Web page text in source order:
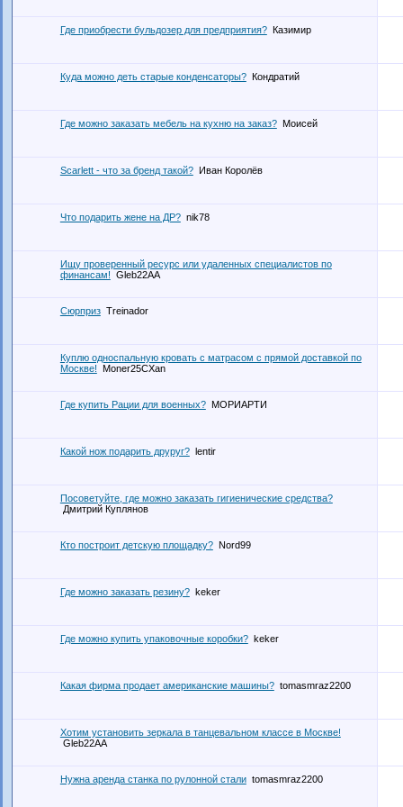
Где приобрести бульдозер для предприятия? Казимир
Куда можно деть старые конденсаторы? Кондратий
Где можно заказать мебель на кухню на заказ? Моисей
Scarlett - что за бренд такой? Иван Королёв
Что подарить жене на ДР? nik78
Ищу проверенный ресурс или удаленных специалистов по
финансам! Gleb22АА
Сюрприз Treinador
Куплю односпальную кровать с матрасом с прямой доставкой по
Москве!
Moner25CXan
Где купить Рации для военных? МОРИАРТИ
Какой нож подарить друруг? lentir
Посоветуйте, где можно заказать гигиенические средства?
Дмитрий Куплянов
Кто построит детскую площадку? Nord99
Где можно заказать резину? keker
Где можно купить упаковочные коробки? keker
Какая фирма продает американские машины? tomasmraz2200
Хотим установить зеркала в танцевальном классе в Москве!
Gleb22АА
Нужна аренда станка по рулонной стали tomasmraz2200